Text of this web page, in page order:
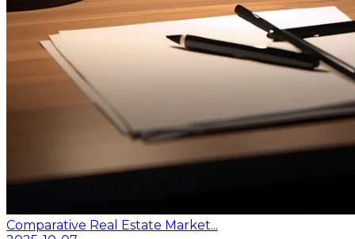
Comparative Real Estate Market...